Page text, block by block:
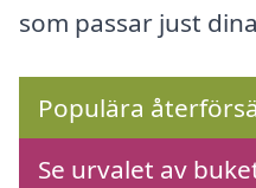
som passar just
Populära
Se urvalet av